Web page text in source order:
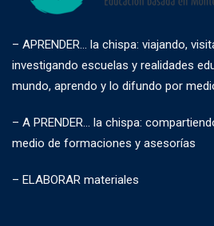
– APRENDER… la chispa: viajando,
investigando escuelas y realidades
mundo, aprendo y lo difundo por
– A PRENDER… la chispa:
medio de formaciones y asesorías
– ELABORAR materiales